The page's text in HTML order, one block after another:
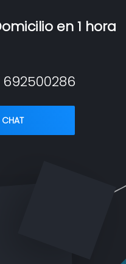
en 1 hora